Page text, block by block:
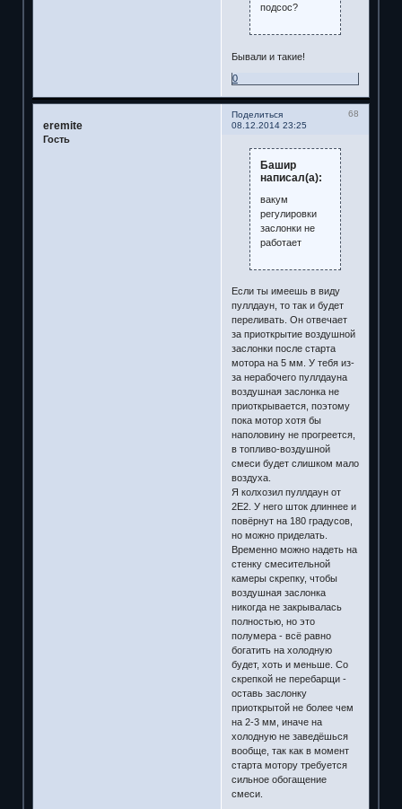
подсос?
Бывали и такие!
0
Поделиться
68
08.12.2014 23:25
eremite
Гость
Башир
написал(а):
вакум
регулировки
заслонки не
работает
Если ты имеешь в виду
пуллдаун, то так и будет
переливать. Он отвечает
за приоткрытие воздушной
заслонки после старта
мотора на 5 мм. У тебя из-
за нерабочего пуллдауна
воздушная заслонка не
приоткрывается, поэтому
пока мотор хотя бы
наполовину не прогреется,
в топливо-воздушной
смеси будет слишком мало
воздуха.
Я колхозил пуллдаун от
2Е2. У него шток длиннее и
повёрнут на 180 градусов,
но можно приделать.
Временно можно надеть на
стенку смесительной
камеры скрепку, чтобы
воздушная заслонка
никогда не закрывалась
полностью, но это
полумера - всё равно
богатить на холодную
будет, хоть и меньше. Со
скрепкой не перебарщи -
оставь заслонку
приоткрытой не более чем
на 2-3 мм, иначе на
холодную не заведёшься
вообще, так как в момент
старта мотору требуется
сильное обогащение
смеси.